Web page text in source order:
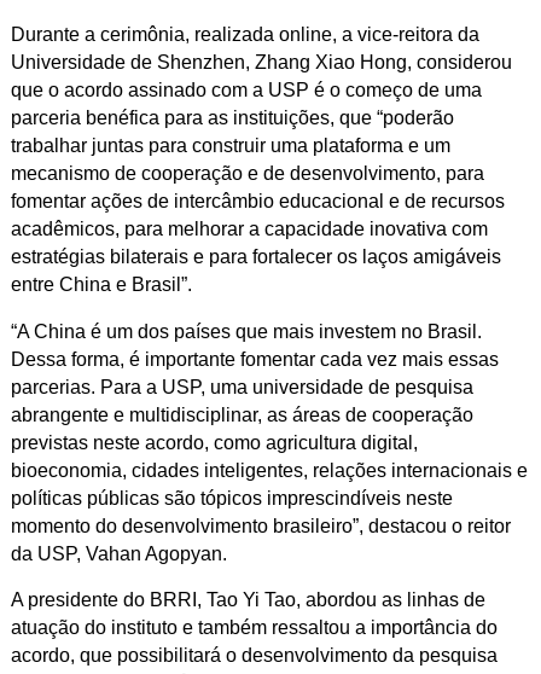
Durante a cerimônia, realizada online, a vice-reitora da
Universidade de Shenzhen, Zhang Xiao Hong, considerou
que o acordo assinado com a USP é o começo de uma
parceria benéfica para as instituições, que “poderão
trabalhar juntas para construir uma plataforma e um
mecanismo de cooperação e de desenvolvimento, para
fomentar ações de intercâmbio educacional e de recursos
acadêmicos, para melhorar a capacidade inovativa com
estratégias bilaterais e para fortalecer os laços amigáveis
entre China e Brasil”.
“A China é um dos países que mais investem no Brasil.
Dessa forma, é importante fomentar cada vez mais essas
parcerias. Para a USP, uma universidade de pesquisa
abrangente e multidisciplinar, as áreas de cooperação
previstas neste acordo, como agricultura digital,
bioeconomia, cidades inteligentes, relações internacionais e
políticas públicas são tópicos imprescindíveis neste
momento do desenvolvimento brasileiro”, destacou o reitor
da USP, Vahan Agopyan.
A presidente do BRRI, Tao Yi Tao, abordou as linhas de
atuação do instituto e também ressaltou a importância do
acordo, que possibilitará o desenvolvimento da pesquisa